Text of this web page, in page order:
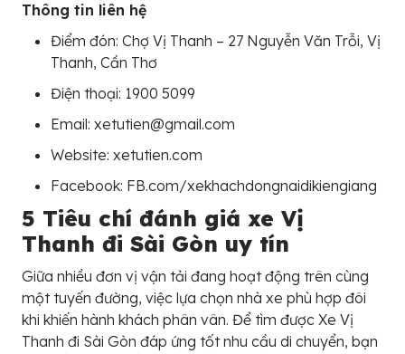
Thông tin liên hệ
Điểm đón: Chợ Vị Thanh – 27 Nguyễn Văn Trỗi, Vị
Thanh, Cần Thơ
Điện thoại: 1900 5099
Email: xetutien@gmail.com
Website: xetutien.com
Facebook: FB.com/xekhachdongnaidikiengiang
5 Tiêu chí đánh giá xe Vị
Thanh đi Sài Gòn uy tín
Giữa nhiều đơn vị vận tải đang hoạt động trên cùng
một tuyến đường, việc lựa chọn nhà xe phù hợp đôi
khi khiến hành khách phân vân. Để tìm được Xe Vị
Thanh đi Sài Gòn đáp ứng tốt nhu cầu di chuyển, bạn